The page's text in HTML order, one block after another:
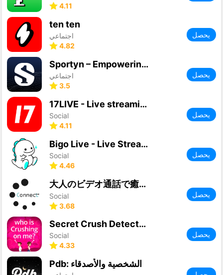
4.11
ten ten
اجتماعي
4.82
يحصل
Sportyn – Empowering Athletes
اجتماعي
3.5
يحصل
17LIVE - Live streaming
Social
4.11
يحصل
Bigo Live - Live Streaming App
Social
4.46
يحصل
大人のビデオ通話で癒しの時間・ビデオチャット-Connect
Social
3.68
يحصل
Secret Crush Detector App
Social
4.33
يحصل
Pdb: الشخصية والأصدقاء